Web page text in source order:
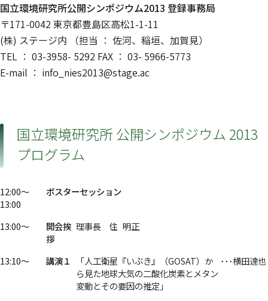
国立環境研究所公開シンポジウム2013 登録事務局
〒171-0042 東京都豊島区高松1-1-11
(株) ステージ内 （担当 ： 佐河、稲垣、加賀見）
TEL ： 03-3958- 5292 FAX ： 03- 5966-5773
E-mail ： info_nies2013@stage.ac
国立環境研究所 公開シンポジウム 2013
プログラム
12:00～
13:00
ポスターセッション
13:00～
開会挨
拶
理事長 住 明正
13:10～ 講演１
「人工衛星『いぶき』（GOSAT）か
ら見た地球大気の二酸化炭素とメタン
変動とその要因の推定」
･･･横田達也